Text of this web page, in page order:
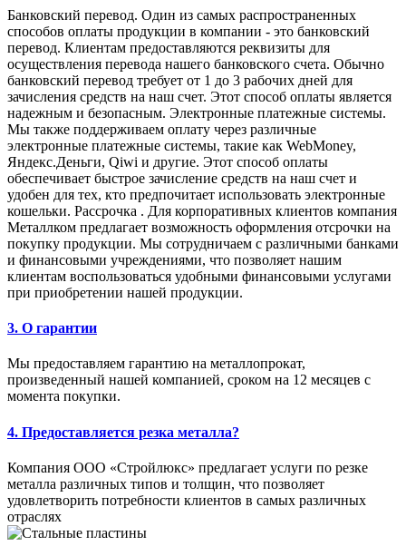
Банковский перевод. Один из самых распространенных
способов оплаты продукции в компании - это банковский
перевод. Клиентам предоставляются реквизиты для
осуществления перевода нашего банковского счета. Обычно
банковский перевод требует от 1 до 3 рабочих дней для
зачисления средств на наш счет. Этот способ оплаты является
надежным и безопасным. Электронные платежные системы.
Мы также поддерживаем оплату через различные
электронные платежные системы, такие как WebMoney,
Яндекс.Деньги, Qiwi и другие. Этот способ оплаты
обеспечивает быстрое зачисление средств на наш счет и
удобен для тех, кто предпочитает использовать электронные
кошельки. Рассрочка . Для корпоративных клиентов компания
Металлком предлагает возможность оформления отсрочки на
покупку продукции. Мы сотрудничаем с различными банками
и финансовыми учреждениями, что позволяет нашим
клиентам воспользоваться удобными финансовыми услугами
при приобретении нашей продукции.
3. О гарантии
Мы предоставляем гарантию на металлопрокат,
произведенный нашей компанией, сроком на 12 месяцев с
момента покупки.
4. Предоставляется резка металла?
Компания ООО «Стройлюкс» предлагает услуги по резке
металла различных типов и толщин, что позволяет
удовлетворить потребности клиентов в самых различных
отраслях